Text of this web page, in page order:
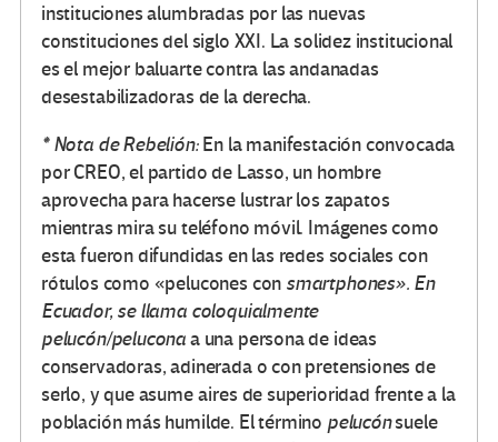
instituciones alumbradas por las nuevas
constituciones del siglo XXI. La solidez institucional
es el mejor baluarte contra las andanadas
desestabilizadoras de la derecha.
* Nota de Rebelión:En la manifestación convocada
por CREO, el partido de Lasso, un hombre
aprovecha para hacerse lustrar los zapatos
mientras mira su teléfono móvil. Imágenes como
esta fueron difundidas en las redes sociales con
rótulos como «pelucones con smartphones». En
Ecuador, se llama coloquialmente
pelucón/peluconaa una persona de ideas
conservadoras, adinerada o con pretensiones de
serlo, y que asume aires de superioridad frente a la
población más humilde. El término pelucónsuele